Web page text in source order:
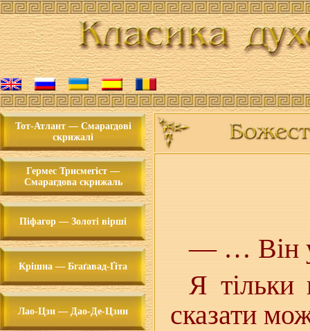
Тот-Атлант — Смарагдові
скрижалі
Гермес Трисмегіст —
Смарагдова скрижаль
Піфагор — Золоті вірші
Крішна — Бгаґавад-Ґіта
Лао-Цзи — Дао-Де-Цзин
— … Він
Я тільки
сказати